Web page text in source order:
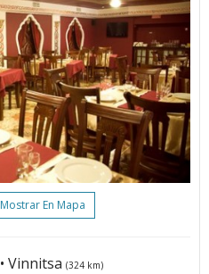
Mostrar En Mapa
• Vinnitsa (324 km)